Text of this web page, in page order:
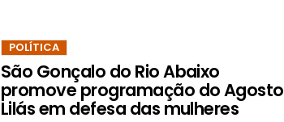
POLÍTICA
São Gonçalo do Rio Abaixo
promove programação do Agosto
Lilás em defesa das mulheres